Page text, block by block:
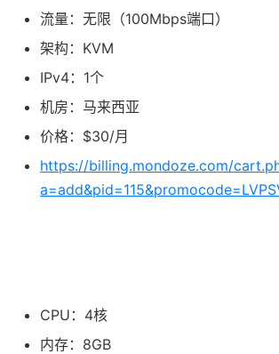
流量：无限（100Mbps端口）
架构：KVM
IPv4：1个
机房：马来西亚
价格：$30/月
https://billing.mondoze.com/
CPU：4核
内存：8GB